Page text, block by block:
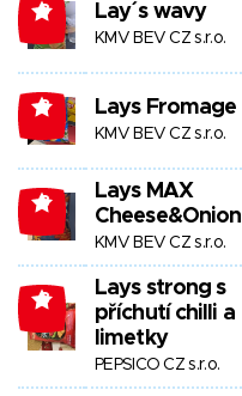
-8 Lay´s wavy
KMV BEV CZ s.r.o.
-8 Lays Fromage
KMV BEV CZ s.r.o.
-8
Lays MAX
Cheese&Onion
KMV BEV CZ s.r.o.
-8
Lays strong s
příchutí chilli a
limetky
PEPSICO CZ s.r.o.